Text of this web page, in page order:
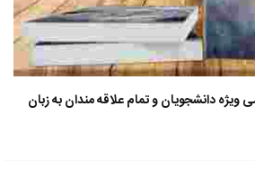
ویژه دانشجویان و تمام علاقه مندان به زبان